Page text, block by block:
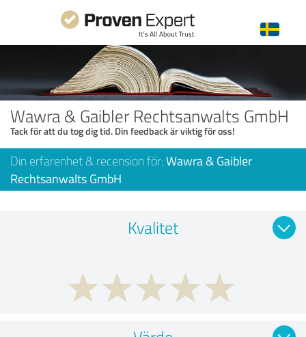
Wawra & Gaibler Rechtsanwalts GmbH
Tack för att du tog dig tid. Din feedback är viktig för oss!
Din erfarenhet & recension för: Wawra & Gaibler
Rechtsanwalts GmbH
Kvalitet